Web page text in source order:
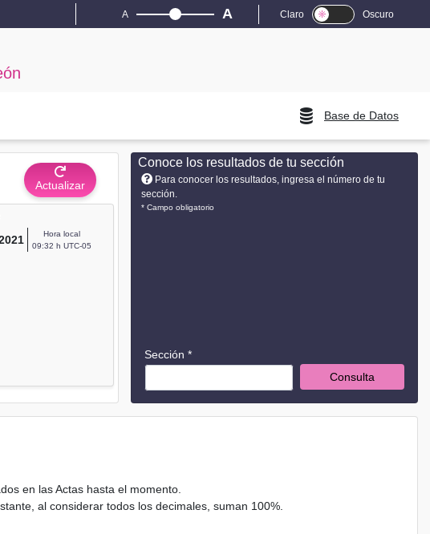
A A Claro Oscuro
Base de Datos
Actualizar
Hora local
09:32 h UTC-05
Conoce los resultados de tu sección
Para conocer los resultados, ingresa el número de tu
sección.
* Campo obligatorio
Sección *
Consulta
en las Actas hasta el momento.
al considerar todos los decimales, suman 100%.